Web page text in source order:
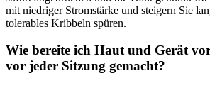
mit niedriger Stromstärke und ⁤steigern Sie
tolerables Kribbeln spüren.
Wie‍ bereite​ ich Haut⁢ und Gerät
vor⁤ jeder ⁣Sitzung​ gemacht?